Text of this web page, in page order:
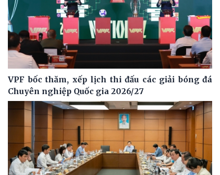
VPF bốc thăm, xếp lịch thi đấu các giải bóng đá
Chuyên nghiệp Quốc gia 2026/27